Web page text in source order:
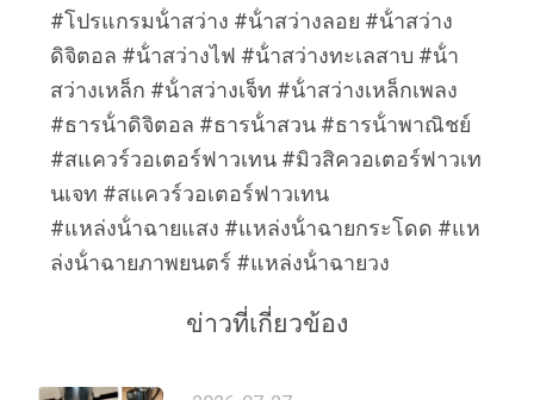
#โปรแกรมน้ําสว่าง #น้ําสว่างลอย #น้ําสว่าง
ดิจิตอล #น้ําสว่างไฟ #น้ําสว่างทะเลสาบ #น้ํา
สว่างเหล็ก #น้ําสว่างเจ็ท #น้ําสว่างเหล็กเพลง
#ธารน้ําดิจิตอล #ธารน้ําสวน #ธารน้ําพาณิชย์
#สแควร์วอเตอร์ฟาวเทน #มิวสิควอเตอร์ฟาวเท
นเจท #สแควร์วอเตอร์ฟาวเทน
#แหล่งน้ําฉายแสง #แหล่งน้ําฉายกระโดด #แห
ล่งน้ําฉายภาพยนตร์ #แหล่งน้ําฉายวง
ข่าวที่เกี่ยวข้อง